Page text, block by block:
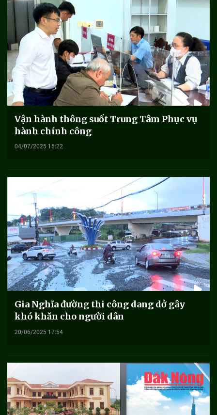
Vận hành thông suốt Trung Tâm Phục vụ
hành chính công
04/07/2025 15:22
Gia Nghĩa đường thi công dang dở gây
khó khăn cho người dân
20/06/2025 17:54